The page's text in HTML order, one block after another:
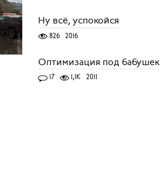
Ну всё, успокойся
826 2016
Оптимизация под бабушек
17 1,1K 2011